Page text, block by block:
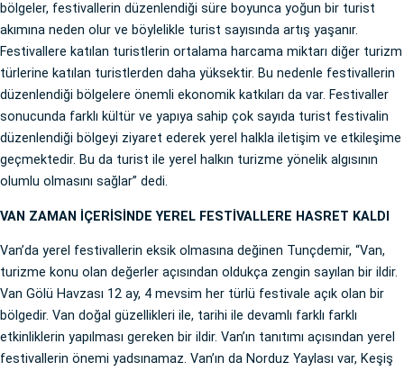
bölgeler, festivallerin düzenlendiği süre boyunca yoğun bir turist
akımına neden olur ve böylelikle turist sayısında artış yaşanır.
Festivallere katılan turistlerin ortalama harcama miktarı diğer turizm
türlerine katılan turistlerden daha yüksektir. Bu nedenle festivallerin
düzenlendiği bölgelere önemli ekonomik katkıları da var. Festivaller
sonucunda farklı kültür ve yapıya sahip çok sayıda turist festivalin
düzenlendiği bölgeyi ziyaret ederek yerel halkla iletişim ve etkileşime
geçmektedir. Bu da turist ile yerel halkın turizme yönelik algısının
olumlu olmasını sağlar” dedi.
VAN ZAMAN İÇERİSİNDE YEREL FESTİVALLERE HASRET KALDI
Van’da yerel festivallerin eksik olmasına değinen Tunçdemir, “Van,
turizme konu olan değerler açısından oldukça zengin sayılan bir ildir.
Van Gölü Havzası 12 ay, 4 mevsim her türlü festivale açık olan bir
bölgedir. Van doğal güzellikleri ile, tarihi ile devamlı farklı farklı
etkinliklerin yapılması gereken bir ildir. Van’ın tanıtımı açısından yerel
festivallerin önemi yadsınamaz. Van’ın da Norduz Yaylası var, Keşiş